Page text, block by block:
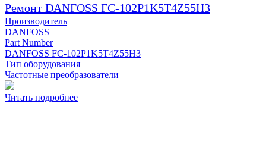
Ремонт DANFOSS FC-102P1K5T4Z55H3
Производитель
DANFOSS
Part Number
DANFOSS FC-102P1K5T4Z55H3
Тип оборудования
Частотные преобразователи
Читать подробнее